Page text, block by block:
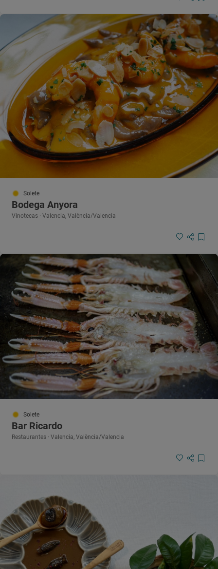
Solete
Bodega Anyora
Vinotecas · Valencia, València/Valencia
Solete
Bar Ricardo
Restaurantes · Valencia, València/Valencia